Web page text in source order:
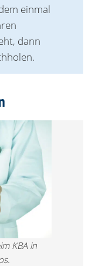
einmal
dann
KBA in